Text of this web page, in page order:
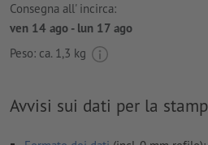
Consegna all' incirca:
ven 14 ago - lun 17 ago
Peso: ca. 1,3 kg
Avvisi sui dati per la